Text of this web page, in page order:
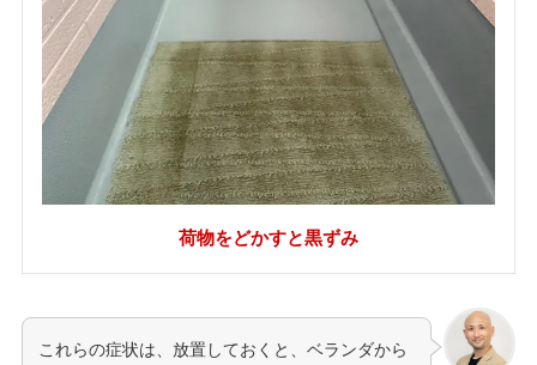
荷物をどかすと黒ずみ
これらの症状は、放置しておくと、ベランダから